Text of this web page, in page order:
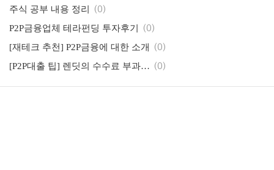
주식 공부 내용 정리 (0)
P2P금융업체 테라펀딩 투자후기 (0)
[재테크 추천] P2P금융에 대한 소개 (0)
[P2P대출 팁] 렌딧의 수수료 부과 구조에 대한 고찰 (0)